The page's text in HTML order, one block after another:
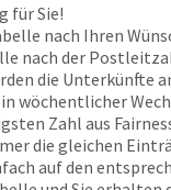
für Sie!
nach Ihren
nach der
die Unterkünfte
wöchentlicher
Zahl aus
die gleichen
auf den